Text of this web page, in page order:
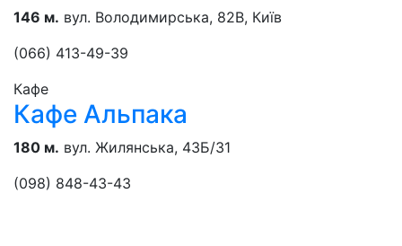
146 м. вул. Володимирська, 82В, Київ
(066) 413-49-39
Кафе
Кафе Альпака
180 м. вул. Жилянська, 43Б/31
(098) 848-43-43